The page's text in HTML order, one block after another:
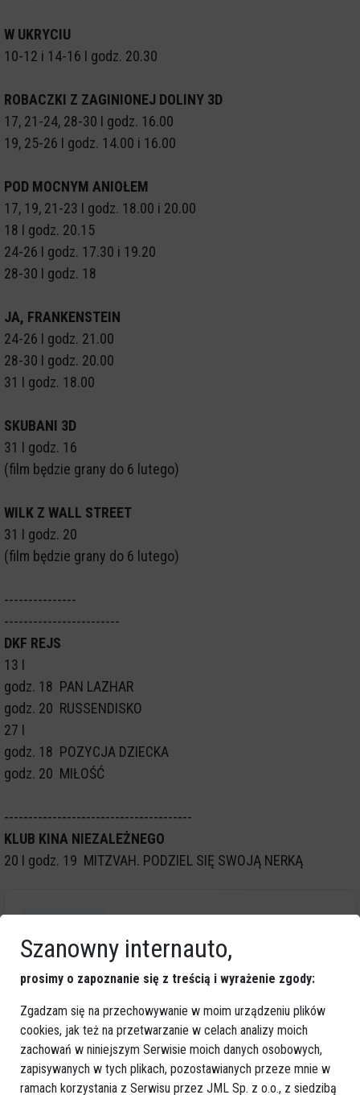
W UKRYCIU
10-12 i 14-16 I godz. 20.30
ROBACZKI Z ZAGINIONEJ DOLINY 3D
17, 21-24, 28-30 I godz. 16.00
19, 25-26 I godz. 14.00 i 16.00
POD MOCNYM ANIOŁEM
17, 19, 21-23 I godz. 18.00 i 20.00
18 I godz. 20.15
24-26 I godz. 17.30 i 19.20
28-30 I godz. 18
JA, FRANKENSTEIN
24-26 I godz. 21.00
28-30 I godz. 20.00
31 I godz. 18.00
SKUBANI 3D
31 I godz. 16
(film będzie grany do 6 lutego)
WILK Z WALL STREET
31 I godz. 20
(film będzie grany do 6 lutego)
---------------
------------------------
DKF REJS
13 I
godz. 18 PAN LAZHAR
godz. 20 RUSSENDISKO
27 I
godz. 18 POZYCJA DZIECKA
godz. 20 MIŁOŚĆ
---------------------------------------
KLUB KINA NIEZALEŻNEGO
20 I godz. 19 MITZVAH. PODZIEL SIĘ SWOJĄ NERKĄ
GOOGLE NEWS
Obserwuj nas i otrzymuj nowe wiadomości
REKLAMA
Szanowny internauto,
prosimy o zapoznanie się z treścią i wyrażenie zgody:
Zgadzam się na przechowywanie w moim urządzeniu plików
cookies, jak też na przetwarzanie w celach analizy moich
zachowań w niniejszym Serwisie moich danych osobowych,
zapisywanych w tych plikach, pozostawianych przeze mnie w
ramach korzystania z Serwisu przez JML Sp. z o.o., z siedzibą